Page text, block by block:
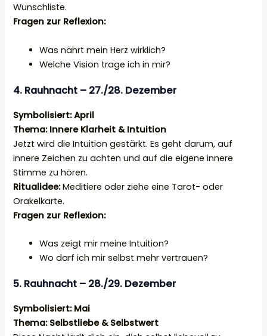
Wunschliste.
Fragen zur Reflexion:
Was nährt mein Herz wirklich?
Welche Vision trage ich in mir?
4. Rauhnacht – 27./28. Dezember
Symbolisiert: April
Thema: Innere Klarheit & Intuition
Jetzt wird die Intuition gestärkt. Es geht darum, auf
innere Zeichen zu achten und auf die eigene innere
Stimme zu hören.
Ritualidee:Meditiere oder ziehe eine Tarot- oder
Orakelkarte.
Fragen zur Reflexion:
Was zeigt mir meine Intuition?
Wo darf ich mir selbst mehr vertrauen?
5. Rauhnacht – 28./29. Dezember
Symbolisiert: Mai
Thema: Selbstliebe & Selbstwert